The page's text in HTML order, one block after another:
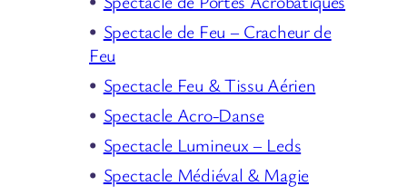
Spectacle de Feu – Cracheur de
Feu
Spectacle Feu & Tissu Aérien
Spectacle Acro-Danse
Spectacle Lumineux – Leds
Spectacle Médiéval & Magie